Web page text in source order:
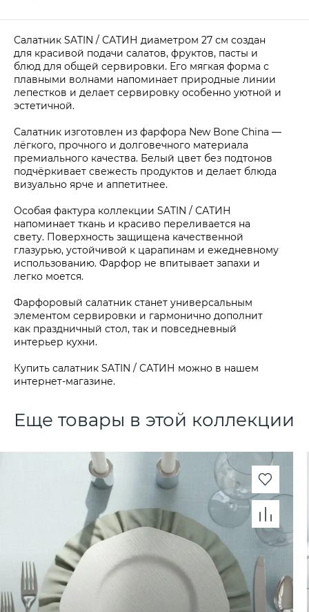
Салатник SATIN / САТИН диаметром 27 см создан
для красивой подачи салатов, фруктов, пасты и
блюд для общей сервировки. Его мягкая форма с
плавными волнами напоминает природные линии
лепестков и делает сервировку особенно уютной и
эстетичной.
Салатник изготовлен из фарфора New Bone China —
лёгкого, прочного и долговечного материала
премиального качества. Белый цвет без подтонов
подчёркивает свежесть продуктов и делает блюда
визуально ярче и аппетитнее.
Особая фактура коллекции SATIN / САТИН
напоминает ткань и красиво переливается на
свету. Поверхность защищена качественной
глазурью, устойчивой к царапинам и ежедневному
использованию. Фарфор не впитывает запахи и
легко моется.
Фарфоровый салатник станет универсальным
элементом сервировки и гармонично дополнит
как праздничный стол, так и повседневный
интерьер кухни.
Купить салатник SATIN / САТИН можно в нашем
интернет-магазине.
Еще товары в этой коллекции